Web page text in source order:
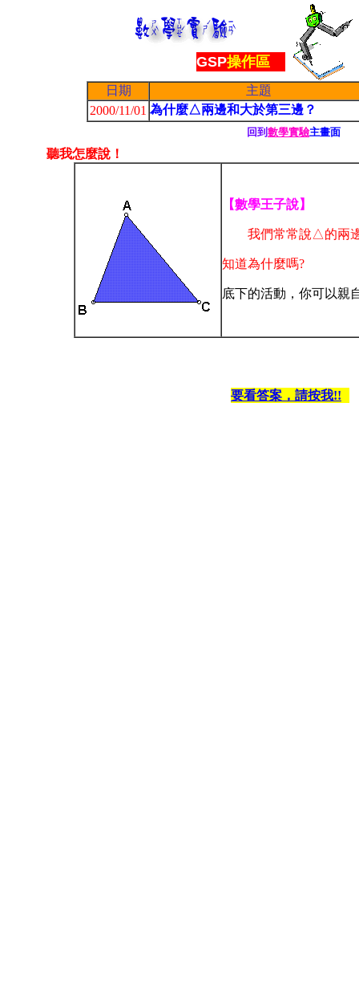
GSP操作區
日期
主題
2000/11/01 為什麼△兩邊和大於第三邊？
聽我怎麼說！
回到 數學實驗主畫面
【數學王子說】
我們常常說△的兩邊
知道為什麼嗎?
底下的活動，你可以親
要看答案，請按我!!